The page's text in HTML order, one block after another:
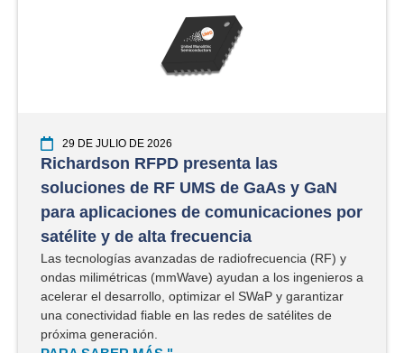
y GaN
por
(RF) y
a los ingenieros a
y garantizar
de satélites de
Peraso EVK-PRM2146X-D:
3.0 a 60 GHz para
de largo alcance
Presentamos el nuevo Peraso EVK-
solución completa de USB 3.0 a 60
funciones avanzadas para la
de largo alcance.
PARA SABER MÁS "